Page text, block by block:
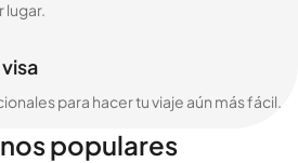
lugar.
para hacer tu viaje aún más fácil.
populares